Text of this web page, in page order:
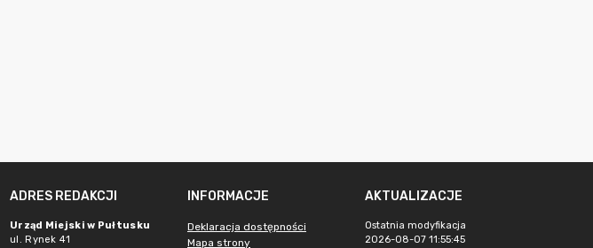
ADRES REDAKCJI
Urząd Miejski w Pułtusku
ul. Rynek 41
INFORMACJE
Deklaracja dostępności
Mapa strony
AKTUALIZACJE
Ostatnia modyfikacja
2026-08-07 11:55:45